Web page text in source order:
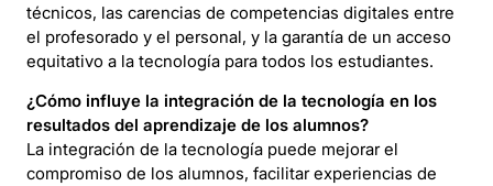
técnicos, las carencias de competencias digitales entre
el profesorado y el personal, y la garantía de un acceso
equitativo a la tecnología para todos los estudiantes.
¿Cómo influye la integración de la tecnología en los
resultados del aprendizaje de los alumnos?
La integración de la tecnología puede mejorar el
compromiso de los alumnos, facilitar experiencias de